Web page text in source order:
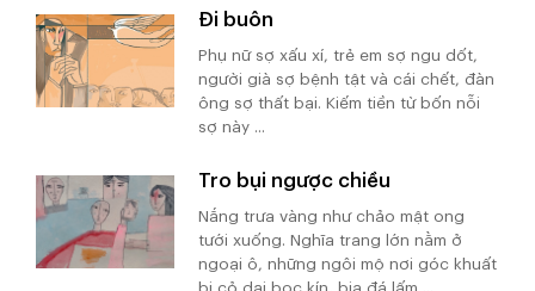
Đi buôn
Phụ nữ sợ xấu xí, trẻ em sợ ngu dốt,
người già sợ bệnh tật và cái chết, đàn
ông sợ thất bại. Kiếm tiền từ bốn nỗi
sợ này ...
Tro bụi ngược chiều
Nắng trưa vàng như chảo mật ong
tưới xuống. Nghĩa trang lớn nằm ở
ngoại ô, những ngôi mộ nơi góc khuất